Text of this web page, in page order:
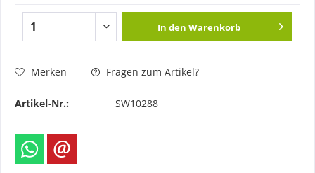
In den Warenkorb
Merken Fragen zum Artikel?
Artikel-Nr.: SW10288